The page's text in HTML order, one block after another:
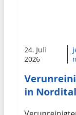
24. Juli
2026
in